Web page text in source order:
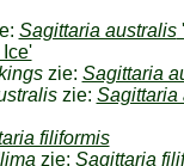
Sagittaria australis
zie: Sagittaria
zie: Sagittaria
filiformis
zie: Sagittaria